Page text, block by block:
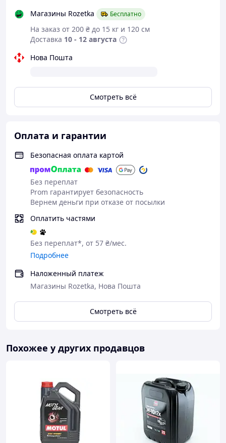
Магазины Rozetka
Бесплатно
На заказ от 200 ₴ до 15 кг и 120 см
Доставка 10 - 12 августа
Нова Пошта
Смотреть всё
Оплата и гарантии
Безопасная оплата картой
Без переплат
Prom гарантирует безопасность
Вернем деньги при отказе от посылки
Оплатить частями
Без переплат*, от 57 ₴/мес.
Подробнее
Наложенный платеж
Магазины Rozetka, Нова Пошта
Смотреть всё
Похожее у других продавцов